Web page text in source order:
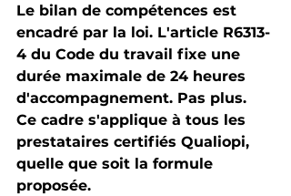
Le bilan de compétences est
encadré par la loi. L'article R6313-
4 du Code du travail fixe une
durée maximale de 24 heures
d'accompagnement. Pas plus.
Ce cadre s'applique à tous les
prestataires certifiés Qualiopi,
quelle que soit la formule
proposée.